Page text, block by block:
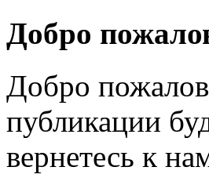
Добро
Добро
публикации
вернетесь к